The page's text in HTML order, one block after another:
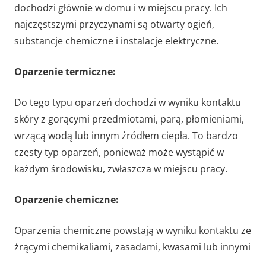
dochodzi głównie w domu i w miejscu pracy. Ich
najczęstszymi przyczynami są otwarty ogień,
substancje chemiczne i instalacje elektryczne.
Oparzenie termiczne:
Do tego typu oparzeń dochodzi w wyniku kontaktu
skóry z gorącymi przedmiotami, parą, płomieniami,
wrzącą wodą lub innym źródłem ciepła. To bardzo
częsty typ oparzeń, ponieważ może wystąpić w
każdym środowisku, zwłaszcza w miejscu pracy.
Oparzenie chemiczne:
Oparzenia chemiczne powstają w wyniku kontaktu ze
żrącymi chemikaliami, zasadami, kwasami lub innymi